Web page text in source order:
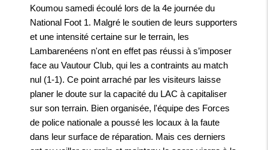
Koumou samedi écoulé lors de la 4e journée du
National Foot 1. Malgré le soutien de leurs supporters
et une intensité certaine sur le terrain, les
Lambarenéens n'ont en effet pas réussi à s’imposer
face au Vautour Club, qui les a contraints au match
nul (1-1). Ce point arraché par les visiteurs laisse
planer le doute sur la capacité du LAC à capitaliser
sur son terrain. Bien organisée, l'équipe des Forces
de police nationale a poussé les locaux à la faute
dans leur surface de réparation. Mais ces derniers